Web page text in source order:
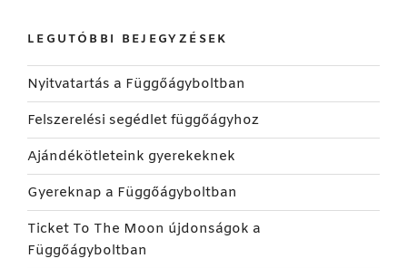
LEGUTÓBBI BEJEGYZÉSEK
Nyitvatartás a Függőágyboltban
Felszerelési segédlet függőágyhoz
Ajándékötleteink gyerekeknek
Gyereknap a Függőágyboltban
Ticket To The Moon újdonságok a
Függőágyboltban